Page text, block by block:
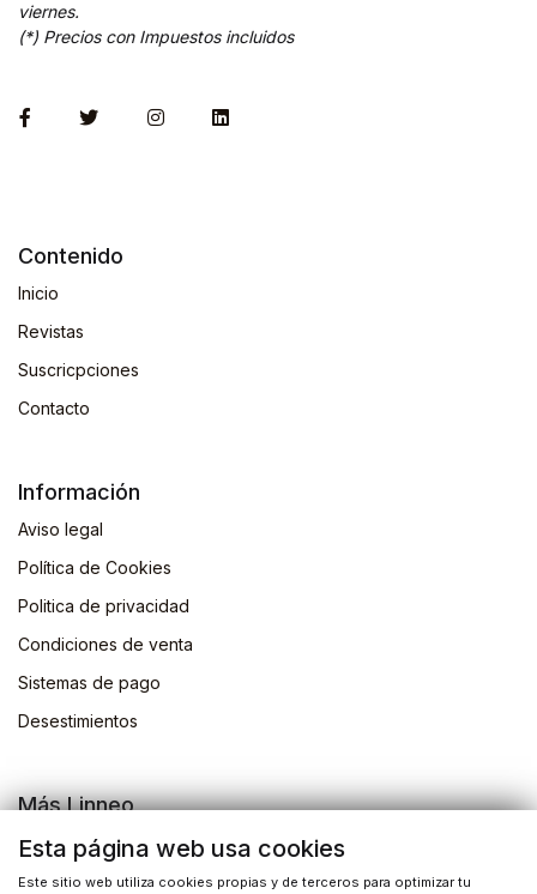
viernes.
(*) Precios con Impuestos incluidos
Contenido
Inicio
Revistas
Suscricpciones
Contacto
Información
Aviso legal
Política de Cookies
Politica de privacidad
Condiciones de venta
Sistemas de pago
Desestimientos
Más Linneo
Blog
Actividades
Esta página web usa cookies
Este sitio web utiliza cookies propias y de terceros para optimizar tu